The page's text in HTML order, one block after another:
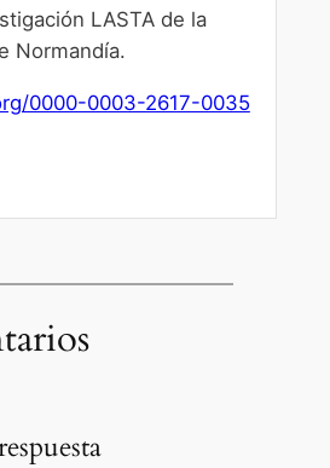
LASTA de la
Normandía.
0000-0003-2617-0035